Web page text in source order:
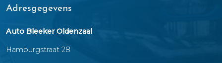
Adresgegevens
Auto Bleeker Oldenzaal
Hamburgstraat 28